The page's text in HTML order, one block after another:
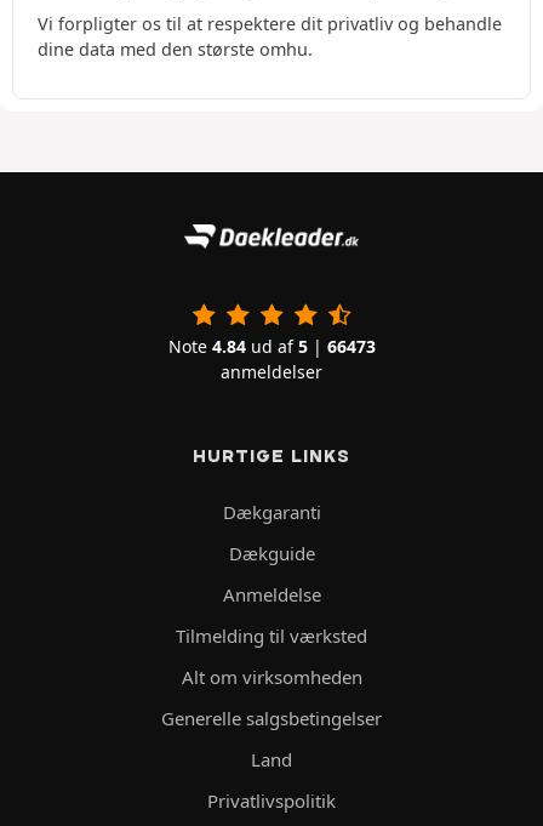
Vi forpligter os til at respektere dit privatliv og behandle
dine data med den største omhu.
Note 4.84ud af5| 66473
anmeldelser
HURTIGE LINKS
Dækgaranti
Dækguide
Anmeldelse
Tilmelding til værksted
Alt om virksomheden
Generelle salgsbetingelser
Land
Privatlivspolitik